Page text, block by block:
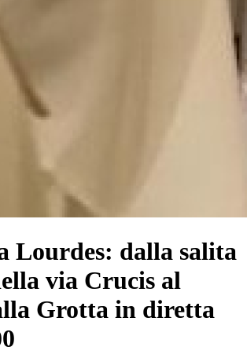
Lourdes: dalla salita
via Crucis al
Grotta in diretta